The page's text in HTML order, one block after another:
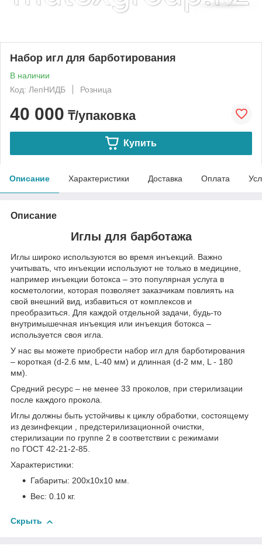
Набор игл для барботирования
В наличии
Код: ЛепНИДБ
Розница
40 000 ₸/упаковка
Купить
Описание Характеристики Доставка Оплата
Описание
Иглы для барботажа
Иглы широко используются во время инъекций. Важно
учитывать, что инъекции используют не только в медицине,
например инъекции ботокса – это популярная услуга в
косметологии, которая позволяет заказчикам повлиять на
свой внешний вид, избавиться от комплексов и
преобразиться. Для каждой отдельной задачи, будь-то
внутримышечная инъекция или инъекция ботокса –
используется своя игла.
У нас вы можете приобрести набор игл для барботирования
– короткая (d-2.6 мм, L-40 мм) и длинная (d-2 мм, L - 180
мм).
Средний ресурс – не менее 33 проколов, при стерилизации
после каждого прокола.
Иглы должны быть устойчивы к циклу обработки, состоящему
из дезинфекции , предстерилизационной очистки,
стерилизации по группе 2 в соответствии с режимами
по ГОСТ 42-21-2-85.
Характеристики:
Габариты: 200х10х10 мм.
Вес: 0.10 кг.
Скрыть